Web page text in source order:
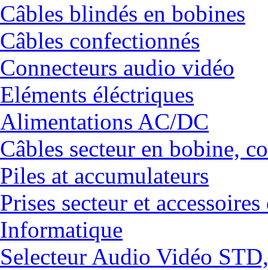
Câbles blindés en bobines
Câbles confectionnés
Connecteurs audio vidéo
Eléments éléctriques
Alimentations AC/DC
Câbles secteur en bobine,
Piles at accumulateurs
Prises secteur et
Informatique
Selecteur Audio Vidéo